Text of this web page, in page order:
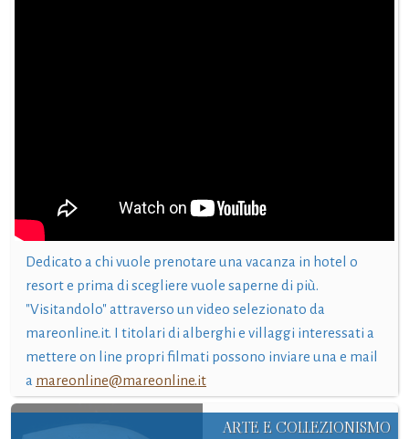
Dedicato a chi vuole prenotare una vacanza in hotel o
resort e prima di scegliere vuole saperne di più.
"Visitandolo" attraverso un video selezionato da
mareonline.it. I titolari di alberghi e villaggi interessati a
mettere on line propri filmati possono inviare una e mail
a mareonline@mareonline.it
ARTE E COLLEZIONISMO